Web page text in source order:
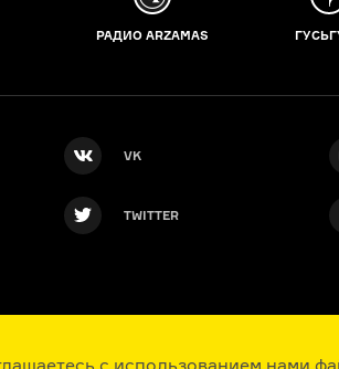
с использованием нами
РАДИО ARZAMAS
VK
TWITTER